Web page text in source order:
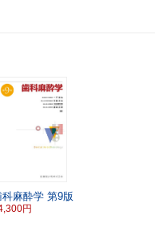
科麻酔学 第9版
円